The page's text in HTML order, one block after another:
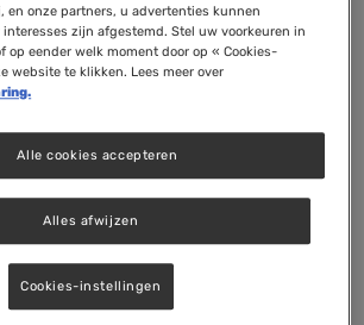
en onze partners, u advertenties kunnen
zijn afgestemd. Stel uw voorkeuren in
op eender welk moment door op « Cookies-
website te klikken. Lees meer over
Alles afwijzen
Alle cookies accepteren
Cookies-instellingen